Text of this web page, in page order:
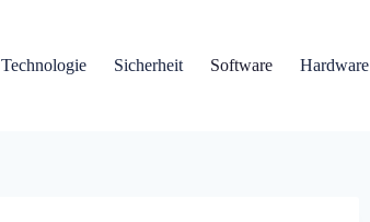
Technologie
Sicherheit Software Hardware